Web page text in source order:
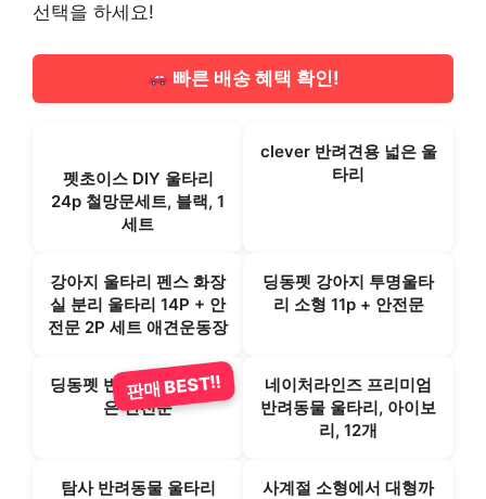
선택을 하세요!
빠른 배송 혜택 확인!
펫초이스 DIY 울타리
24p 철망문세트, 블랙, 1
세트
clever 반려견용 넓은 울
타리
강아지 울타리 펜스 화장
실 분리 울타리 14P + 안
전문 2P 세트 애견운동장
딩동펫 강아지 투명울타
리 소형 11p + 안전문
딩동펫 반려동물 미니 낮
은 안전문
판매 BEST!!
네이처라인즈 프리미엄
반려동물 울타리, 아이보
리, 12개
탐사 반려동물 울타리
사계절 소형에서 대형까